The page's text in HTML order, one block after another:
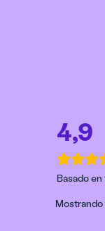
4,9
Basado en
Mostrando